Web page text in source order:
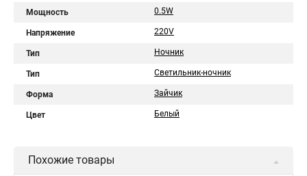
Мощность 0.5W
Напряжение 220V
Тип Ночник
Тип Светильник-ночник
Форма Зайчик
Цвет Белый
Похожие товары